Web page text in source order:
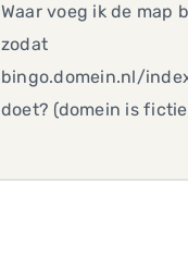
Waar voeg ik de map
zodat
bingo.domein.nl/
doet? (domein is